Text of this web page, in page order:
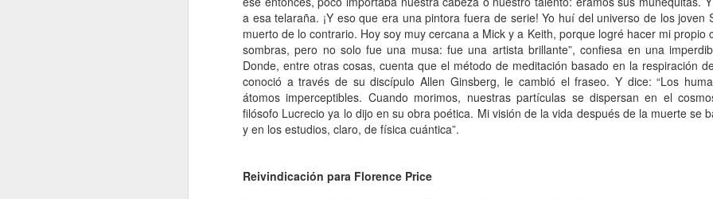
a esa telaraña. ¡Y eso que era una pintora fuera de serie! Yo huí del universo de los joven
muerto de lo contrario. Hoy soy muy cercana a Mick y a Keith, porque logré hacer mi propio
sombras, pero no solo fue una musa: fue una artista brillante”, confiesa en una
Donde, entre otras cosas, cuenta que el método de meditación basado en la respiración
conoció a través de su discípulo Allen Ginsberg, le cambió el fraseo. Y dice: “Los
átomos imperceptibles. Cuando morimos, nuestras partículas se dispersan en el
filósofo Lucrecio ya lo dijo en su obra poética. Mi visión de la vida después de la muerte se
y en los estudios, claro, de física cuántica”.
Reivindicación para Florence Price
Retorno ilusionado a
Carmen Martín Gaite
Por Cecilia Sorrentino
“Una vuelve siempre a los viejos
sitios donde amó la vida”, canta
JAN
13
Escribir contra toda
adversidad (estrepitosa)
Por Teresa Donato
Cuando estudiaba en la facultad,
preparando el examen de
JAN
13
Marta Lubos (16/8/1943-
27/3/2026): Retrato de